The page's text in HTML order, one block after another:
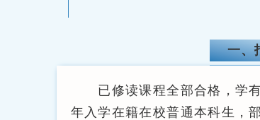
一、
已修读课程全部合格，学
年入学在籍在校普通本科生，